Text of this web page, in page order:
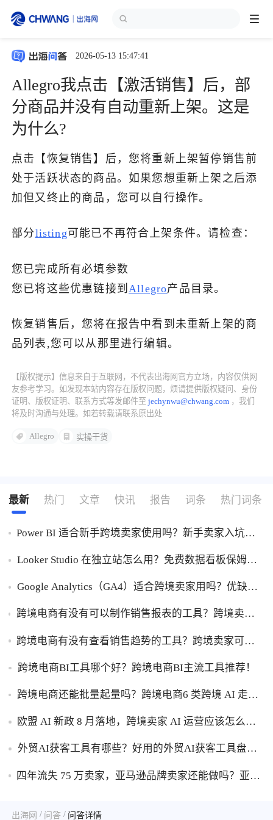
跨境展会
出海服务
出海资讯
跨境报告
2026-05-13 15:47:41
Allegro我点击【激活销售】后，部
分商品并没有自动重新上架。这是
为什么?
点击【恢复销售】后，您将重新上架暂停销售前
处于活跃状态的商品。如果您想重新上架之后添
加但又终止的商品，您可以自行操作。
部分listing 可能已不再符合上架条件。请检查：
您已完成所有必填参数
您已将这些优惠链接到 Allegro产品目录。
恢复销售后，您将在报告中看到未重新上架的商
品列表,您可以从那里进行编辑。
【版权提示】信息来自于互联网，不代表出海网官方立场，内容仅供网
友参考学习。如发现本站内容存在版权问题，烦请提供版权疑问、身份
证明、版权证明、联系方式等发邮件至jechynwu@chwang.com ，我们
将及时沟通与处理。如若转载请联系原出处
Allegro 实操干货
最新 热门 文章 快讯 报告 词条 热门词条
Power BI 适合新手跨境卖家使用吗？新手卖家入坑
Looker Studio 在独立站怎么用？免费数据看板保姆级
Google Analytics（GA4）适合跨境卖家用吗？优缺点
跨境电商有没有可以制作销售报表的工具？跨境卖家
跨境电商有没有查看销售趋势的工具？跨境卖家可以
跨境电商BI工具哪个好？跨境电商BI主流工具推荐！
跨境电商还能批量起量吗？跨境电商6 类跨境 AI 走量
欧盟 AI 新政 8 月落地，跨境卖家 AI 运营应该怎么应
外贸AI获客工具有哪些？好用的外贸AI获客工具盘
四年流失 75 万卖家，亚马逊品牌卖家还能做吗？亚马
出海网 / 问答 / 问答详情